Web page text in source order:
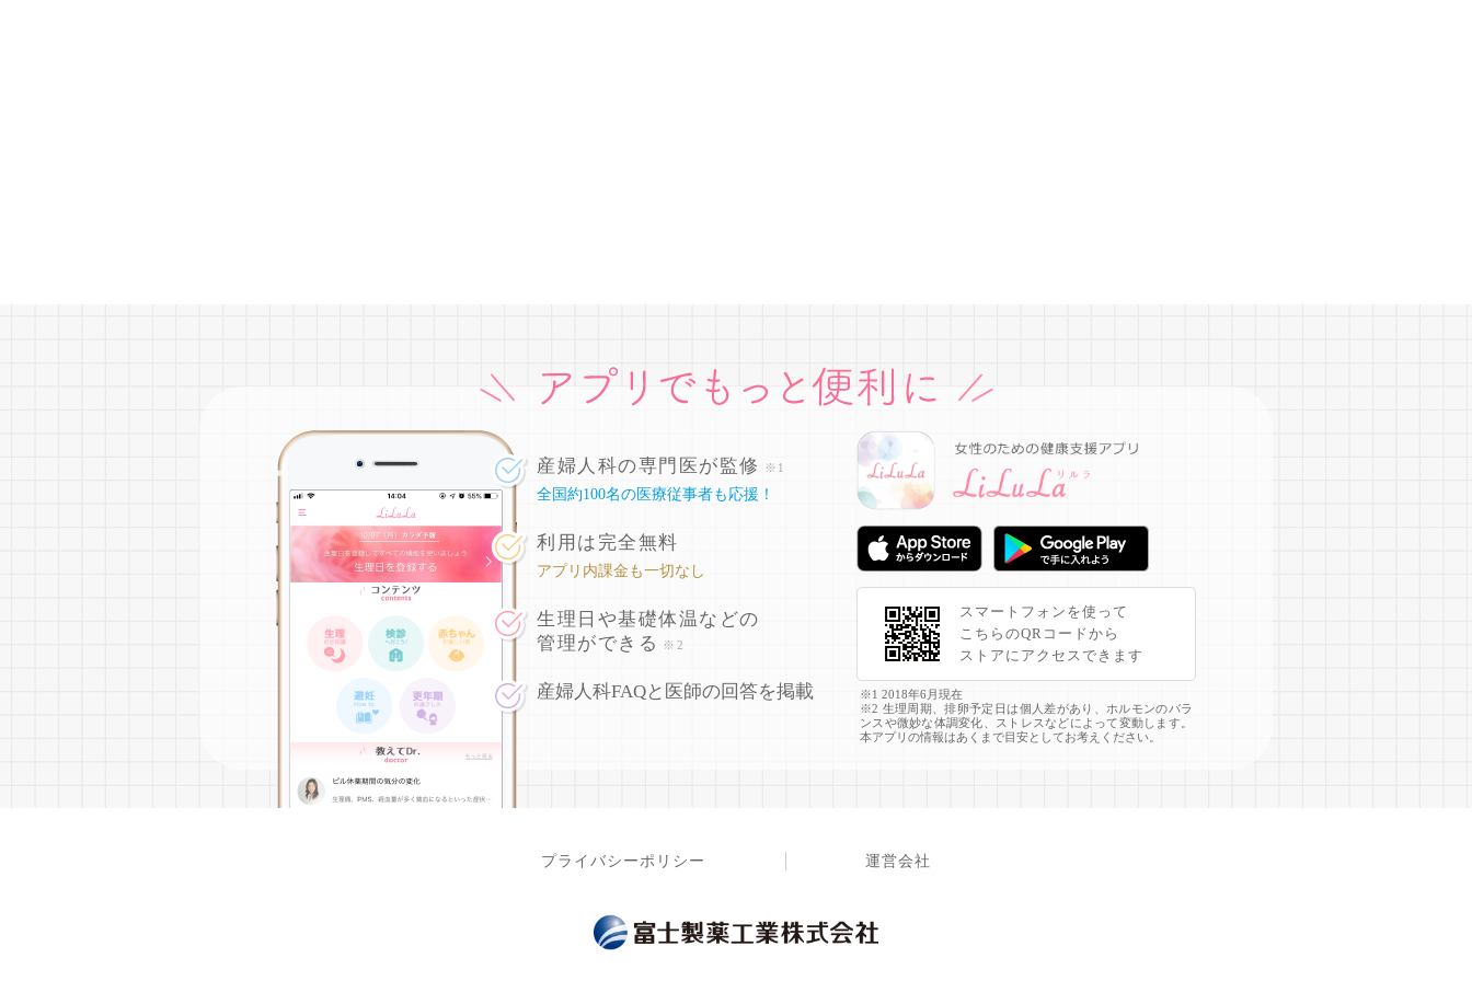
産婦人科の専門医が監修 ※1
全国約100名の医療従事者も応援！
利用は完全無料
アプリ内課金も一切なし
生理日や基礎体温などの
管理ができる
※2
産婦人科FAQと医師の回答を掲載
スマートフォンを使って
こちらのQRコードから
ストアにアクセスできます
※1 2018年6月現在
※2 生理周期、排卵予定日は個人差があり、ホルモンのバラ
ンスや微妙な体調変化、ストレスなどによって変動します。
本アプリの情報はあくまで目安としてお考えください。
プライバシーポリシー 運営会社